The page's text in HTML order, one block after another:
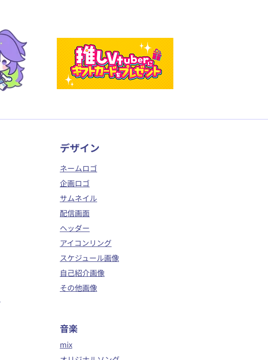
​デザイン
ネームロゴ
企画ロゴ
サムネイル
配信画面
ヘッダー
アイコンリング
スケジュール画像
自己紹介画像
その他画像
音楽
mix